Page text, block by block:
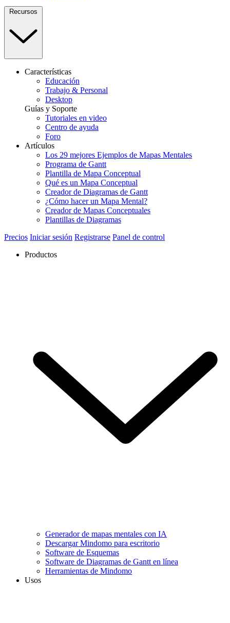
Recursos
Características
Educación
Trabajo & Personal
Desktop
Guías y Soporte
Tutoriales en video
Centro de ayuda
Foro
Artículos
Los 29 mejores Ejemplos de Mapas Mentales
Programa de Gantt
Plantilla de Mapa Conceptual
Qué es un Mapa Conceptual
Creador de Diagramas de Gantt
¿Cómo hacer un Mapa Mental?
Creador de Mapas Conceptuales
Plantillas de Diagramas
Precios Iniciar sesión Registrarse Panel de control
Productos
Generador de mapas mentales con IA
Descargar Mindomo para escritorio
Software de Esquemas
Software de Diagramas de Gantt en línea
Herramientas de Mindomo
Usos